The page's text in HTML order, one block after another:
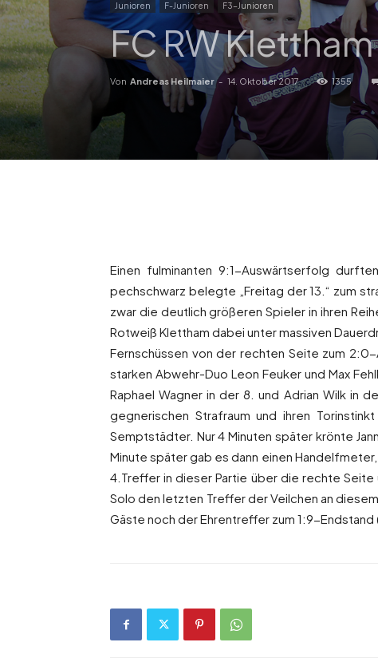
Junioren F-Junioren F3-Junioren
FC RW
Von Andreas Heilmaier - 14. Oktober 2017 1355
Einen fulminanten 9:1-Auswärtserfolg
pechschwarz belegte „Freitag der 13.“ zum
zwar die deutlich größeren Spieler in ihren
Rotweiß Klettham dabei unter massiven
Fernschüssen von der rechten Seite zum
starken Abwehr-Duo Leon Feuker und Max
Raphael Wagner in der 8. und Adrian Wilk in
gegnerischen Strafraum und ihren
Semptstädter. Nur 4 Minuten später krönte
Minute später gab es dann einen
4.Treffer in dieser Partie über die rechte
Solo den letzten Treffer der Veilchen an
Gäste noch der Ehrentreffer zum 1:9-Endstand